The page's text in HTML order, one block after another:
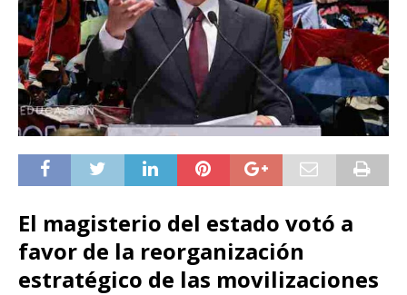
El magisterio del estado votó a
favor de la reorganización
estratégico de las movilizaciones